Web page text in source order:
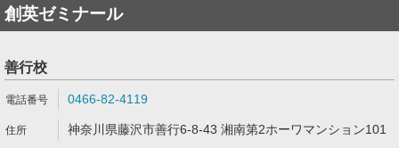
創英ゼミナール
善行校
0466-82-4119
神奈川県藤沢市善行6-8-43 湘南第2ホーワマンション101